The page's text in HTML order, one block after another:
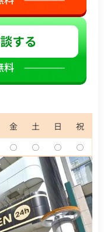
金 土 日 祝
◯ ◯ ◯ ◯